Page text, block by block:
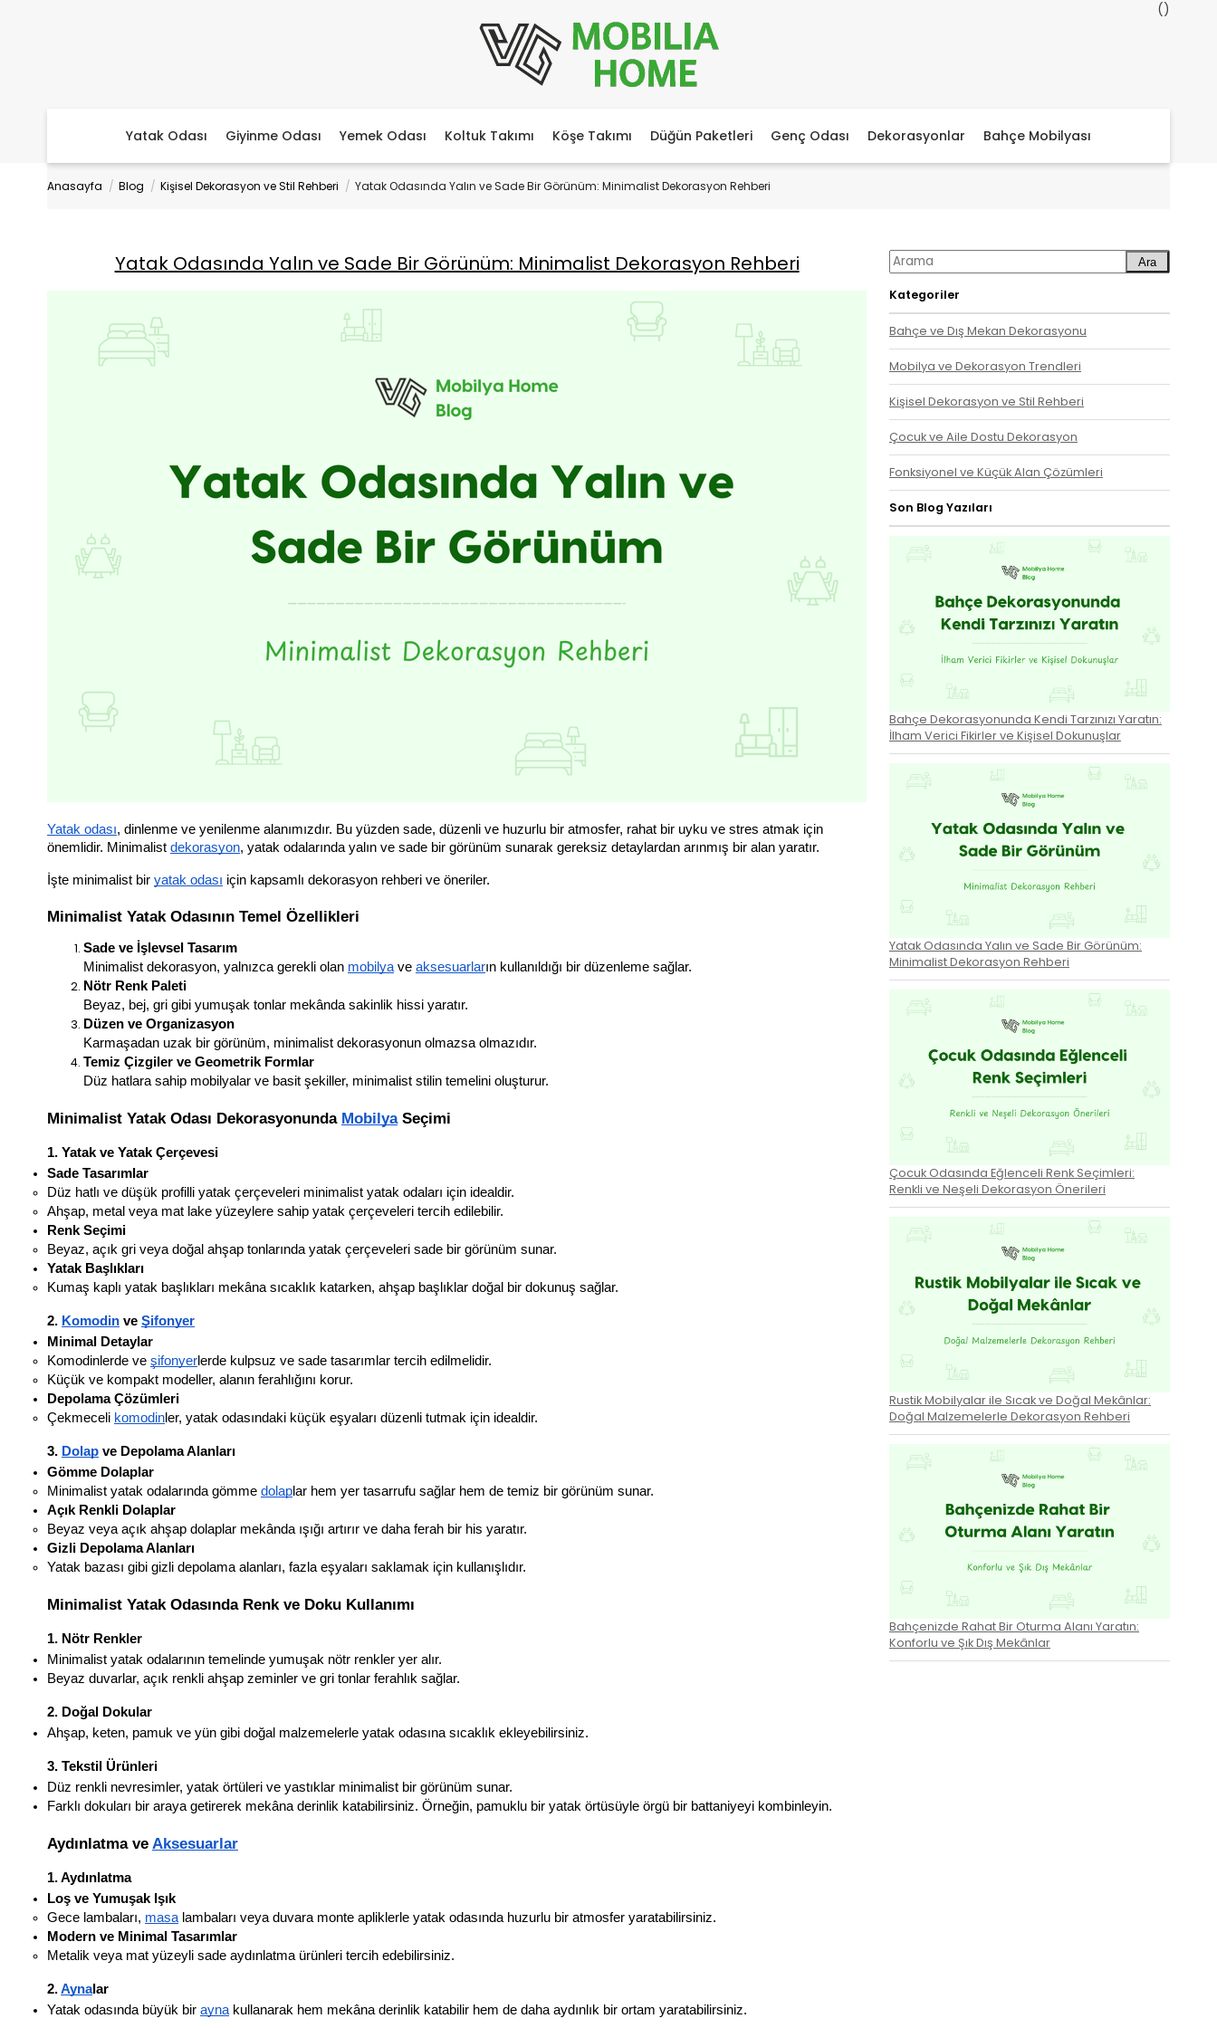
Yatak Odası Giyinme Odası Yemek Odası Koltuk Takımı Köşe Takımı Düğün Paketleri Genç Odası Dekorasyonlar Bahçe Mobilyası
Anasayfa Blog Kişisel Dekorasyon ve Stil Rehberi Yatak Odasında Yalın ve Sade Bir Görünüm: Minimalist Dekorasyon Rehberi
Yatak Odasında Yalın ve Sade Bir Görünüm: Minimalist Dekorasyon Rehberi
Yatak odası, dinlenme ve yenilenme alanımızdır. Bu yüzden sade, düzenli ve huzurlu bir atmosfer, rahat bir uyku ve stres atmak için
önemlidir. Minimalist dekorasyon, yatak odalarında yalın ve sade bir görünüm sunarak gereksiz detaylardan arınmış bir alan yaratır.
İşte minimalist bir yatak odası için kapsamlı dekorasyon rehberi ve öneriler.
Minimalist Yatak Odasının Temel Özellikleri
Sade ve İşlevsel Tasarım
Minimalist dekorasyon, yalnızca gerekli olan mobilya ve aksesuarların kullanıldığı bir düzenleme sağlar.
Nötr Renk Paleti
Beyaz, bej, gri gibi yumuşak tonlar mekânda sakinlik hissi yaratır.
Düzen ve Organizasyon
Karmaşadan uzak bir görünüm, minimalist dekorasyonun olmazsa olmazıdır.
Temiz Çizgiler ve Geometrik Formlar
Düz hatlara sahip mobilyalar ve basit şekiller, minimalist stilin temelini oluşturur.
Minimalist Yatak Odası Dekorasyonunda Mobilya Seçimi
1. Yatak ve Yatak Çerçevesi
Sade Tasarımlar
Düz hatlı ve düşük profilli yatak çerçeveleri minimalist yatak odaları için idealdir.
Ahşap, metal veya mat lake yüzeylere sahip yatak çerçeveleri tercih edilebilir.
Renk Seçimi
Beyaz, açık gri veya doğal ahşap tonlarında yatak çerçeveleri sade bir görünüm sunar.
Yatak Başlıkları
Kumaş kaplı yatak başlıkları mekâna sıcaklık katarken, ahşap başlıklar doğal bir dokunuş sağlar.
2. Komodin ve Şifonyer
Minimal Detaylar
Komodinlerde ve şifonyerlerde kulpsuz ve sade tasarımlar tercih edilmelidir.
Küçük ve kompakt modeller, alanın ferahlığını korur.
Depolama Çözümleri
Çekmeceli komodinler, yatak odasındaki küçük eşyaları düzenli tutmak için idealdir.
3. Dolap ve Depolama Alanları
Gömme Dolaplar
Minimalist yatak odalarında gömme dolaplar hem yer tasarrufu sağlar hem de temiz bir görünüm sunar.
Açık Renkli Dolaplar
Beyaz veya açık ahşap dolaplar mekânda ışığı artırır ve daha ferah bir his yaratır.
Gizli Depolama Alanları
Yatak bazası gibi gizli depolama alanları, fazla eşyaları saklamak için kullanışlıdır.
Minimalist Yatak Odasında Renk ve Doku Kullanımı
1. Nötr Renkler
Minimalist yatak odalarının temelinde yumuşak nötr renkler yer alır.
Beyaz duvarlar, açık renkli ahşap zeminler ve gri tonlar ferahlık sağlar.
2. Doğal Dokular
Ahşap, keten, pamuk ve yün gibi doğal malzemelerle yatak odasına sıcaklık ekleyebilirsiniz.
3. Tekstil Ürünleri
Düz renkli nevresimler, yatak örtüleri ve yastıklar minimalist bir görünüm sunar.
Farklı dokuları bir araya getirerek mekâna derinlik katabilirsiniz. Örneğin, pamuklu bir yatak örtüsüyle örgü bir battaniyeyi kombinleyin.
Aydınlatma ve Aksesuarlar
1. Aydınlatma
Loş ve Yumuşak Işık
Gece lambaları, masa lambaları veya duvara monte apliklerle yatak odasında huzurlu bir atmosfer yaratabilirsiniz.
Modern ve Minimal Tasarımlar
Metalik veya mat yüzeyli sade aydınlatma ürünleri tercih edebilirsiniz.
2. Aynalar
Yatak odasında büyük bir ayna kullanarak hem mekâna derinlik katabilir hem de daha aydınlık bir ortam yaratabilirsiniz.
Ara
Kategoriler
Bahçe ve Dış Mekan Dekorasyonu
Mobilya ve Dekorasyon Trendleri
Kişisel Dekorasyon ve Stil Rehberi
Çocuk ve Aile Dostu Dekorasyon
Fonksiyonel ve Küçük Alan Çözümleri
Son Blog Yazıları
Bahçe Dekorasyonunda Kendi Tarzınızı Yaratın:
İlham Verici Fikirler ve Kişisel Dokunuşlar
Yatak Odasında Yalın ve Sade Bir Görünüm:
Minimalist Dekorasyon Rehberi
Çocuk Odasında Eğlenceli Renk Seçimleri:
Renkli ve Neşeli Dekorasyon Önerileri
Rustik Mobilyalar ile Sıcak ve Doğal Mekânlar:
Doğal Malzemelerle Dekorasyon Rehberi
Bahçenizde Rahat Bir Oturma Alanı Yaratın:
Konforlu ve Şık Dış Mekânlar